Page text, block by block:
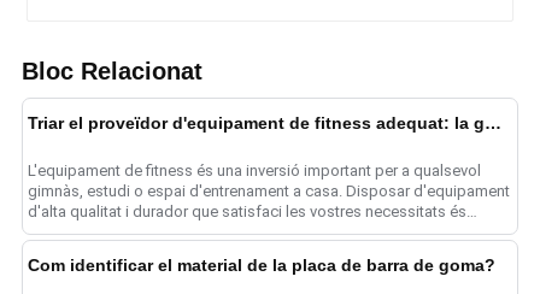
Bloc Relacionat
Triar el proveïdor d'equipament de fitness adequat: la guia definitiva
L'equipament de fitness és una inversió important per a qualsevol
gimnàs, estudi o espai d'entrenament a casa. Disposar d'equipament
d'alta qualitat i durador que satisfaci les vostres necessitats és
crucial per a ......
Com identificar el material de la placa de barra de goma?